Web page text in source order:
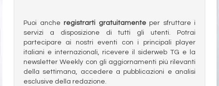
Puoi anche registrarti gratuitamenteper sfruttare i
servizi a disposizione di tutti gli utenti. Potrai
partecipare ai nostri eventi con i principali player
italiani e internazionali, ricevere il siderweb TG e la
newsletter Weekly con gli aggiornamenti più rilevanti
della settimana, accedere a pubblicazioni e analisi
esclusive della redazione.